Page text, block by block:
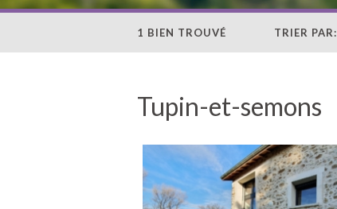
1 BIEN TROUVÉ TRIER PAR:
Tupin-et-semons